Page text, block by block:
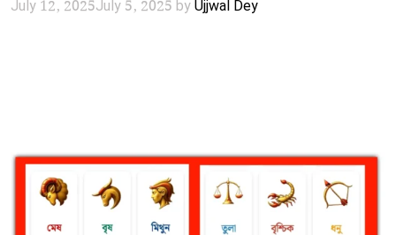
July 12, 2025July 5, 2025 byUjjwal Dey